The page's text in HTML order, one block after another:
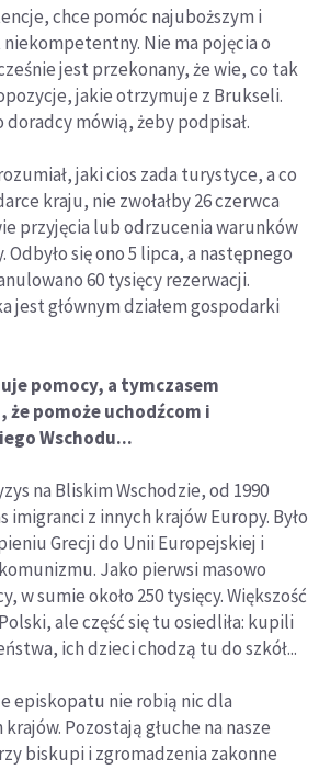
chce pomóc najuboższym i
niekompetentny. Nie ma pojęcia o
jest przekonany, że wie, co tak
jakie otrzymuje z Brukseli.
mówią, żeby podpisał.
jaki cios zada turystyce, a co
kraju, nie zwołałby 26 czerwca
przyjęcia lub odrzucenia warunków
Odbyło się ono 5 lipca, a następnego
60 tysięcy rezerwacji.
jest głównym działem gospodarki
pomocy, a tymczasem
że pomoże uchodźcom i
Wschodu...
na Bliskim Wschodzie, od 1990
imigranci z innych krajów Europy. Było
Grecji do Unii Europejskiej i
Jako pierwsi masowo
w sumie około 250 tysięcy. Większość
ale część się tu osiedliła: kupili
ich dzieci chodzą tu do szkół...
episkopatu nie robią nic dla
Pozostają głuche na nasze
biskupi i zgromadzenia zakonne